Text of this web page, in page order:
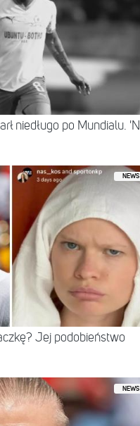
niedługo po Mundialu.
NEWS
Jej podobieństwo
NEWS